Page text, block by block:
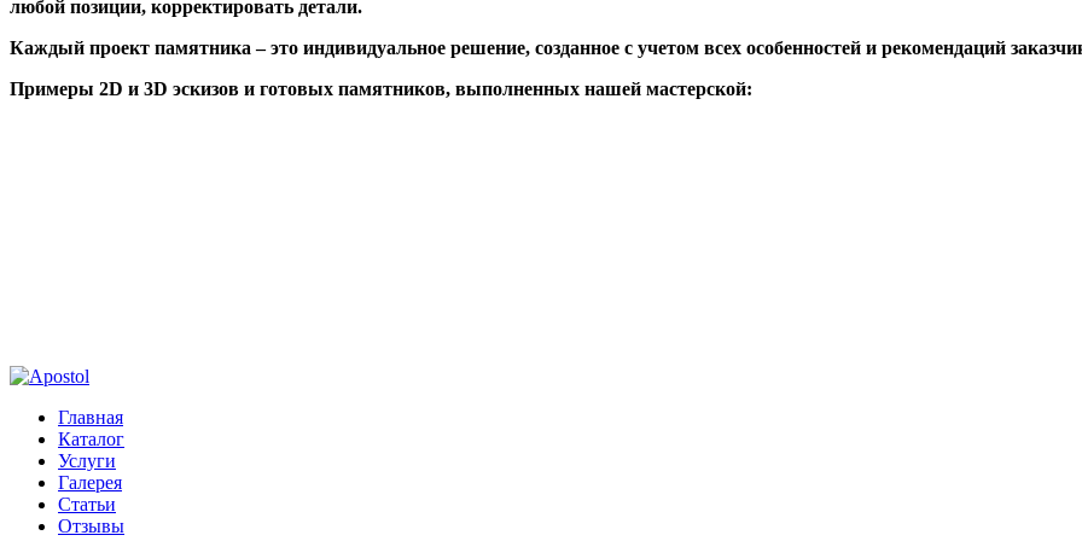
любой позиции, корректировать детали.
Каждый проект памятника – это индивидуальное решение, созданное с учетом всех особенностей и рекомендаций
Примеры 2D и 3D эскизов и готовых памятников, выполненных нашей мастерской:
Главная
Каталог
Услуги
Галерея
Статьи
Отзывы